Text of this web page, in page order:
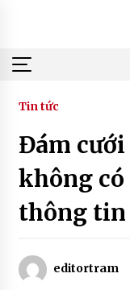
Tin tức
Đám
không
thông tin
editortram